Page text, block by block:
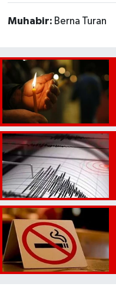
Muhabir: Berna Turan